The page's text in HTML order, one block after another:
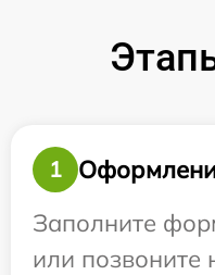
1
Заполните
или позвоните